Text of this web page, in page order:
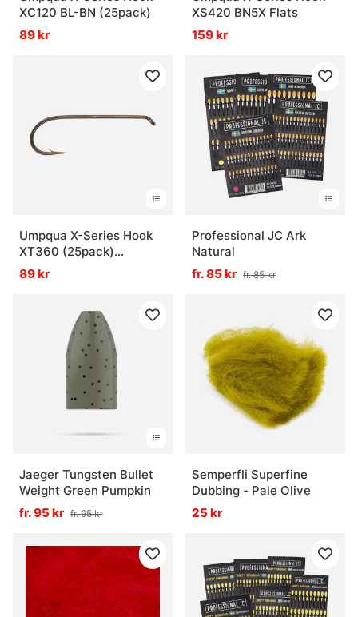
XC120 BL-BN (25pack)
89 kr
XS420 BN5X Flats
159 kr
Umpqua X-Series Hook
XT360 (25pack)
Streamer
89 kr
Professional JC Ark
Natural
fr. 85 kr fr. 85 kr
Jaeger Tungsten Bullet
Weight Green Pumpkin
fr. 95 kr fr. 95 kr
Semperfli Superfine
Dubbing - Pale Olive
25 kr